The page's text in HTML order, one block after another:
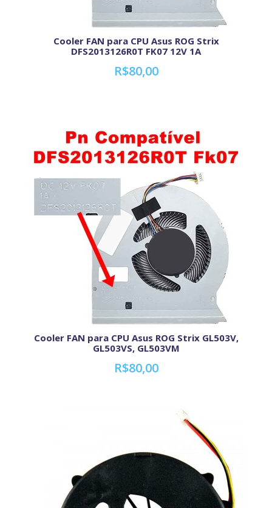
Cooler FAN para CPU Asus ROG Strix
DFS2013126R0T FK07 12V 1A
R$80,00
Cooler FAN para CPU Asus ROG Strix GL503V,
GL503VS, GL503VM
R$80,00